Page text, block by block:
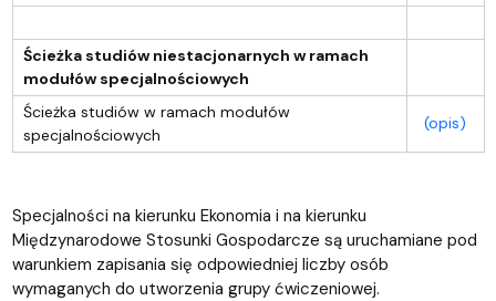
Ścieżka studiów niestacjonarnych w ramach
modułów specjalnościowych
Ścieżka studiów w ramach modułów
specjalnościowych
(opis)
Specjalności na kierunku Ekonomia i na kierunku
Międzynarodowe Stosunki Gospodarcze są uruchamiane pod
warunkiem zapisania się odpowiedniej liczby osób
wymaganych do utworzenia grupy ćwiczeniowej.